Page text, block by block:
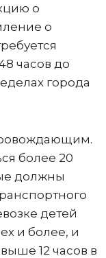
о
о
часов до
города
более 20
должны
детей
и более, и
12 часов в